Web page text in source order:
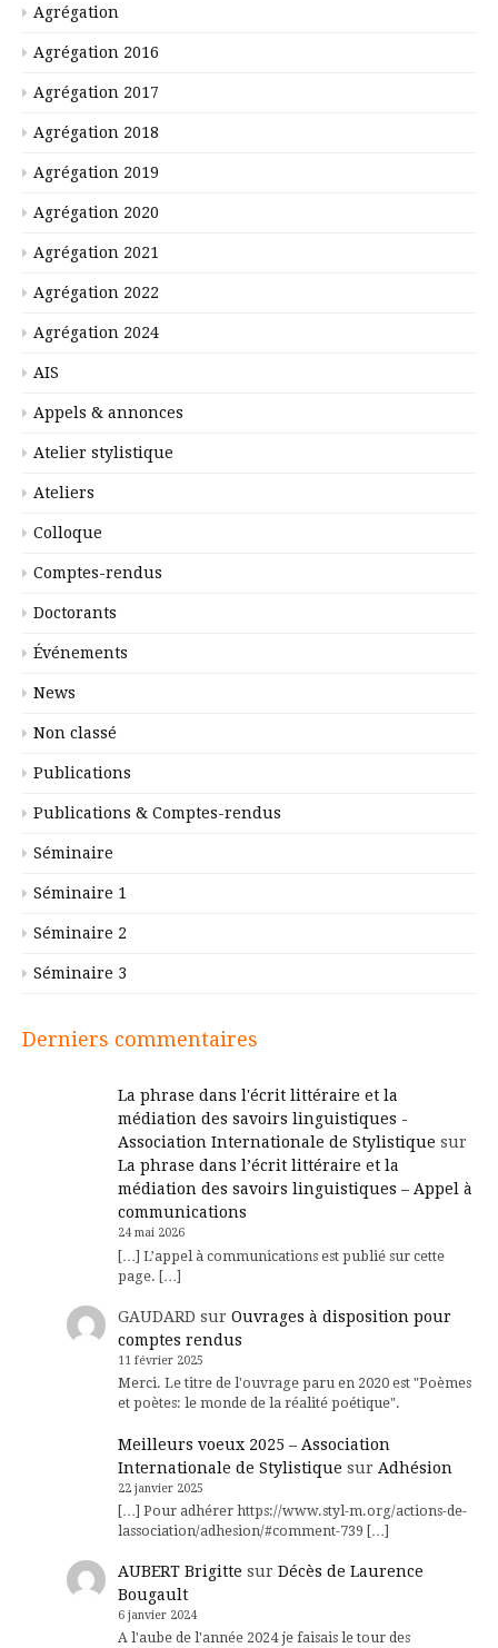
Agrégation
Agrégation 2016
Agrégation 2017
Agrégation 2018
Agrégation 2019
Agrégation 2020
Agrégation 2021
Agrégation 2022
Agrégation 2024
AIS
Appels & annonces
Atelier stylistique
Ateliers
Colloque
Comptes-rendus
Doctorants
Événements
News
Non classé
Publications
Publications & Comptes-rendus
Séminaire
Séminaire 1
Séminaire 2
Séminaire 3
Derniers commentaires
La phrase dans l'écrit littéraire et la
médiation des savoirs linguistiques -
Association Internationale de Stylistique sur
La phrase dans l’écrit littéraire et la
médiation des savoirs linguistiques – Appel à
communications
24 mai 2026
[…] L’appel à communications est publié sur cette
page. […]
GAUDARD sur Ouvrages à disposition pour
comptes rendus
11 février 2025
Merci. Le titre de l'ouvrage paru en 2020 est "Poèmes
et poètes: le monde de la réalité poétique".
Meilleurs voeux 2025 – Association
Internationale de Stylistique sur Adhésion
22 janvier 2025
[…] Pour adhérer https://www.styl-m.org/actions-de-
lassociation/adhesion/#comment-739 […]
AUBERT Brigitte sur Décès de Laurence
Bougault
6 janvier 2024
A l'aube de l'année 2024 je faisais le tour des